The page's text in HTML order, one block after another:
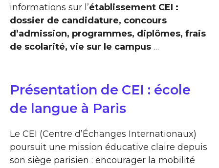
informations sur l’établissement CEI :
dossier de candidature, concours
d’admission, programmes, diplômes, frais
de scolarité, vie sur le campus …
Présentation de CEI : école
de langue à Paris
Le CEI (Centre d’Échanges Internationaux)
poursuit une mission éducative claire depuis
son siège parisien : encourager la mobilité